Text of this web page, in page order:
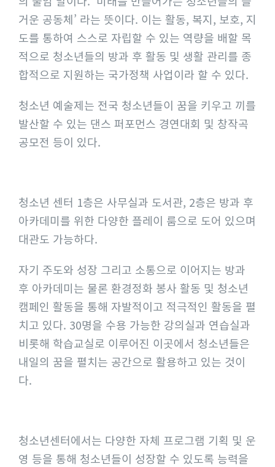
거운 공동체’ 라는 뜻이다. 이는 활동, 복지, 보호, 지
도를 통하여 스스로 자립할 수 있는 역량을 배할 목
적으로 청소년들의 방과 후 활동 및 생활 관리를 종
합적으로 지원하는 국가정책 사업이라 할 수 있다.
청소년 예술제는 전국 청소년들이 꿈을 키우고 끼를
발산할 수 있는 댄스 퍼포먼스 경연대회 및 창작곡
공모전 등이 있다.
청소년 센터 1층은 사무실과 도서관, 2층은 방과 후
아카데미를 위한 다양한 플레이 룸으로 도어 있으며
대관도 가능하다.
자기 주도와 성장 그리고 소통으로 이어지는 방과
후 아카데미는 물론 환경정화 봉사 활동 및 청소년
캠페인 활동을 통해 자발적이고 적극적인 활동을 펼
치고 있다. 30명을 수용 가능한 강의실과 연습실과
비롯해 학습교실로 이루어진 이곳에서 청소년들은
내일의 꿈을 펼치는 공간으로 활용하고 있는 것이
다.
청소년센터에서는 다양한 자체 프로그램 기획 및 운
영 등을 통해 청소년들이 성장할 수 있도록 능력을